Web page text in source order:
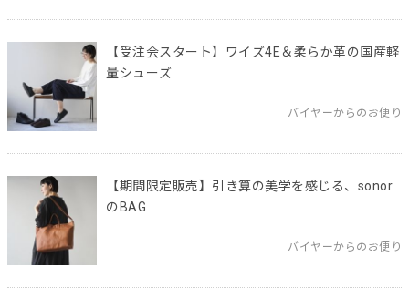
【受注会スタート】ワイズ4E＆柔らか革の国産軽
量シューズ
バイヤーからのお便り
【期間限定販売】引き算の美学を感じる、sonor
のBAG
バイヤーからのお便り